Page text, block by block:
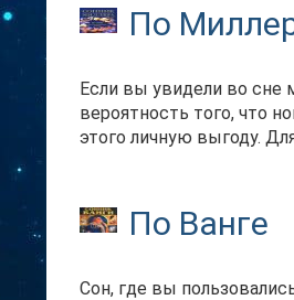
По
Если вы увидели во сне
вероятность того, что
этого личную выгоду.
По Ванге
Сон, где вы